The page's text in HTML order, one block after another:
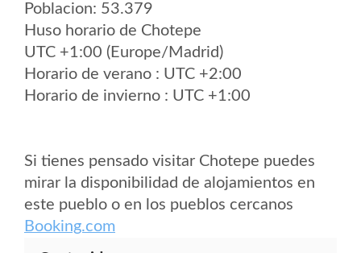
Poblacion: 53.379
Huso horario de Chotepe
UTC +1:00 (Europe/Madrid)
Horario de verano : UTC +2:00
Horario de invierno : UTC +1:00
Si tienes pensado visitar Chotepe puedes
mirar la disponibilidad de alojamientos en
este pueblo o en los pueblos cercanos
Booking.com